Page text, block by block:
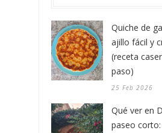
Quiche de
ajillo fácil y
(receta
paso)
25 Feb 2026
Qué ver en
paseo